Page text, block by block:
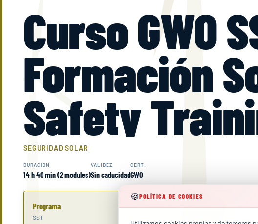
Curso GWO
Formación
Safety
SEGURIDAD SOLAR
DURACIÓN
14 h 40 min (2 modules)
VALIDEZ
Sin caducidad
CERT.
GWO
Programa
SST
14 h 40 min
🍪POLÍTICA DE COOKIES